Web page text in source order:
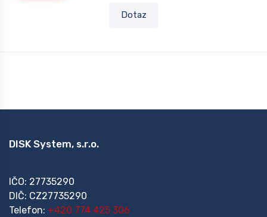
Dotaz
DISK System, s.r.o.
IČO: 27735290
DIČ: CZ27735290
Telefon: +420 774 425 306